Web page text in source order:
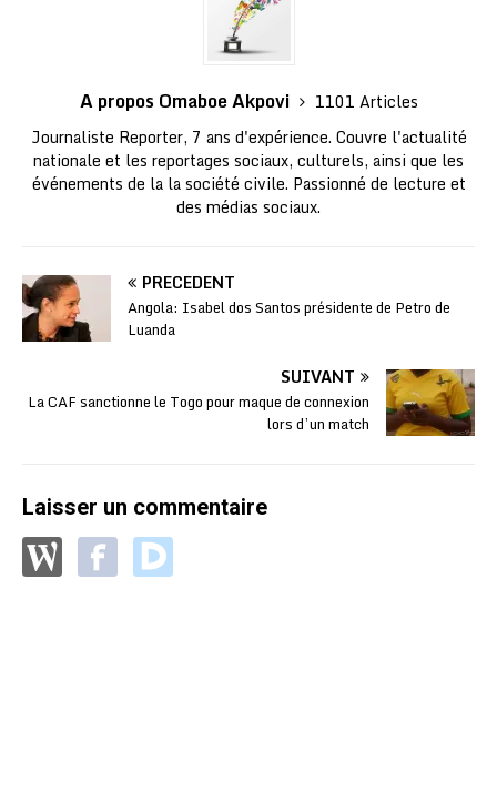
A propos Omaboe Akpovi
1101 Articles
Journaliste Reporter, 7 ans d'expérience. Couvre l'actualité
nationale et les reportages sociaux, culturels, ainsi que les
événements de la la société civile. Passionné de lecture et
des médias sociaux.
PRÉCÉDENT
Angola: Isabel dos Santos présidente de Petro de
Luanda
SUIVANT
La CAF sanctionne le Togo pour maque de connexion
lors d’un match
Laisser un commentaire